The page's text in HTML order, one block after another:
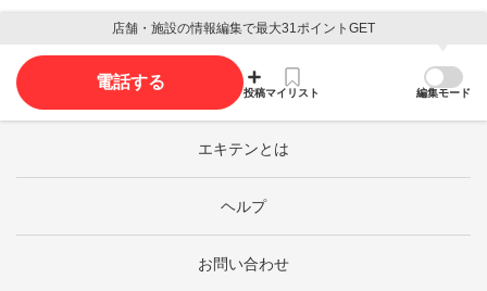
店舗・施設の情報編集で最大31ポイントGET
電話する
投稿マイリスト 編集モード
エキテンとは
ヘルプ
お問い合わせ